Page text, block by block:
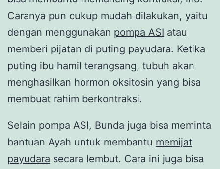
Caranya pun cukup mudah dilakukan, yaitu
dengan menggunakan pompa ASI atau
memberi pijatan di puting payudara. Ketika
puting ibu hamil terangsang, tubuh akan
menghasilkan hormon oksitosin yang bisa
membuat rahim berkontraksi.
Selain pompa ASI, Bunda juga bisa meminta
bantuan Ayah untuk membantu memijat
payudara secara lembut. Cara ini juga bisa